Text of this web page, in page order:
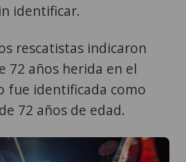
identificar.
rescatistas indicaron
72 años herida en el
fue identificada como
72 años de edad.